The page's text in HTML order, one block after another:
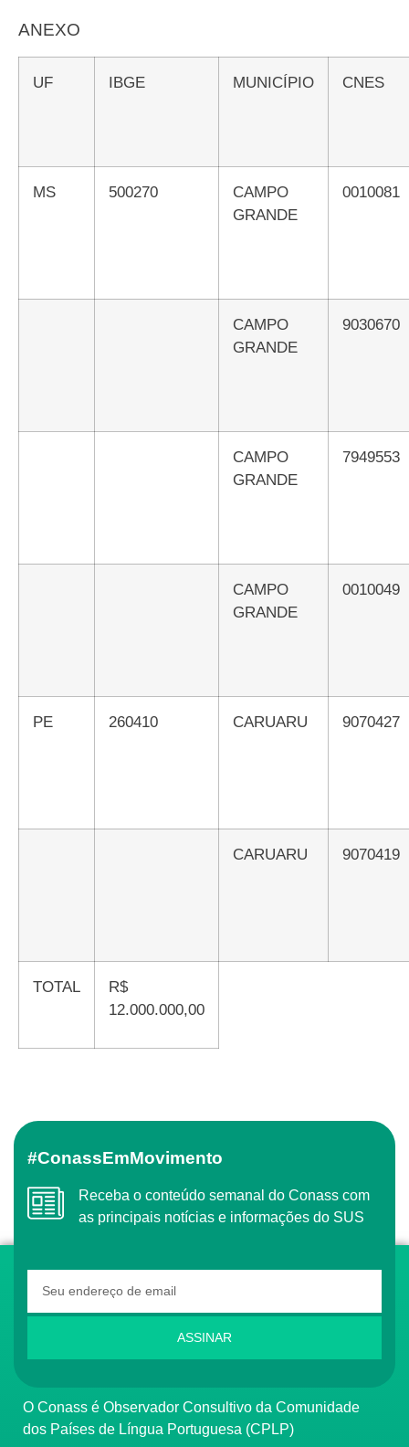
ANEXO
UF IBGE MUNICÍPIO CNES
MS 500270
CAMPO
GRANDE
0010081
CAMPO
GRANDE
9030670
CAMPO
GRANDE
7949553
CAMPO
GRANDE
0010049
PE 260410 CARUARU 9070427
CARUARU 9070419
TOTAL
R$
12.000.000,00
#ConassEmMovimento
Receba o conteúdo semanal do Conass com
as principais notícias e informações do SUS
ASSINAR
O Conass é Observador Consultivo da Comunidade
dos Países de Língua Portuguesa (CPLP)